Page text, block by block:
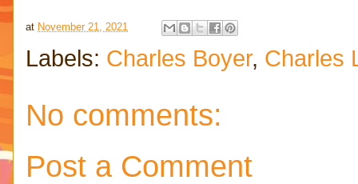
at November 21, 2021
Labels: Charles Boyer, Charles
No comments:
Post a Comment